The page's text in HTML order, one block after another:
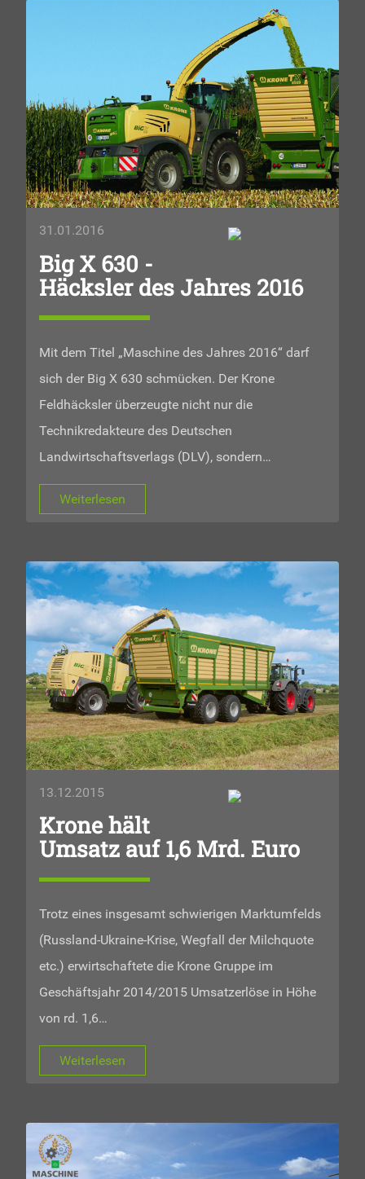
31.01.2016
Big X 630 -
Häcksler des Jahres 2016
Mit dem Titel „Maschine des Jahres 2016“ darf
sich der Big X 630 schmücken. Der Krone
Feldhäcksler überzeugte nicht nur die
Technikredakteure des Deutschen
Landwirtschaftsverlags (DLV), sondern…
Weiterlesen
13.12.2015
Krone hält
Umsatz auf 1,6 Mrd. Euro
Trotz eines insgesamt schwierigen Marktumfelds
(Russland-Ukraine-Krise, Wegfall der Milchquote
etc.) erwirtschaftete die Krone Gruppe im
Geschäftsjahr 2014/2015 Umsatzerlöse in Höhe
von rd. 1,6…
Weiterlesen